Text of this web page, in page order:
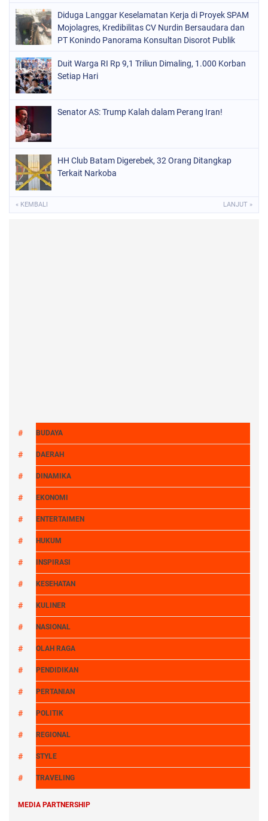
Diduga Langgar Keselamatan Kerja di Proyek SPAM
Mojolagres, Kredibilitas CV Nurdin Bersaudara dan
PT Konindo Panorama Konsultan Disorot Publik
Duit Warga RI Rp 9,1 Triliun Dimaling, 1.000 Korban
Setiap Hari
Senator AS: Trump Kalah dalam Perang Iran!
HH Club Batam Digerebek, 32 Orang Ditangkap
Terkait Narkoba
« KEMBALI LANJUT »
BUDAYA
DAERAH
DINAMIKA
EKONOMI
ENTERTAIMEN
HUKUM
INSPIRASI
KESEHATAN
KULINER
NASIONAL
OLAH RAGA
PENDIDIKAN
PERTANIAN
POLITIK
REGIONAL
STYLE
TRAVELING
MEDIA PARTNERSHIP